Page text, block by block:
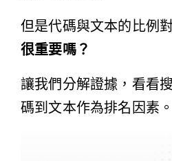
但是代碼與文本的比例
很重要嗎？
讓我們分解證據，看看
碼到文本作為排名因素。